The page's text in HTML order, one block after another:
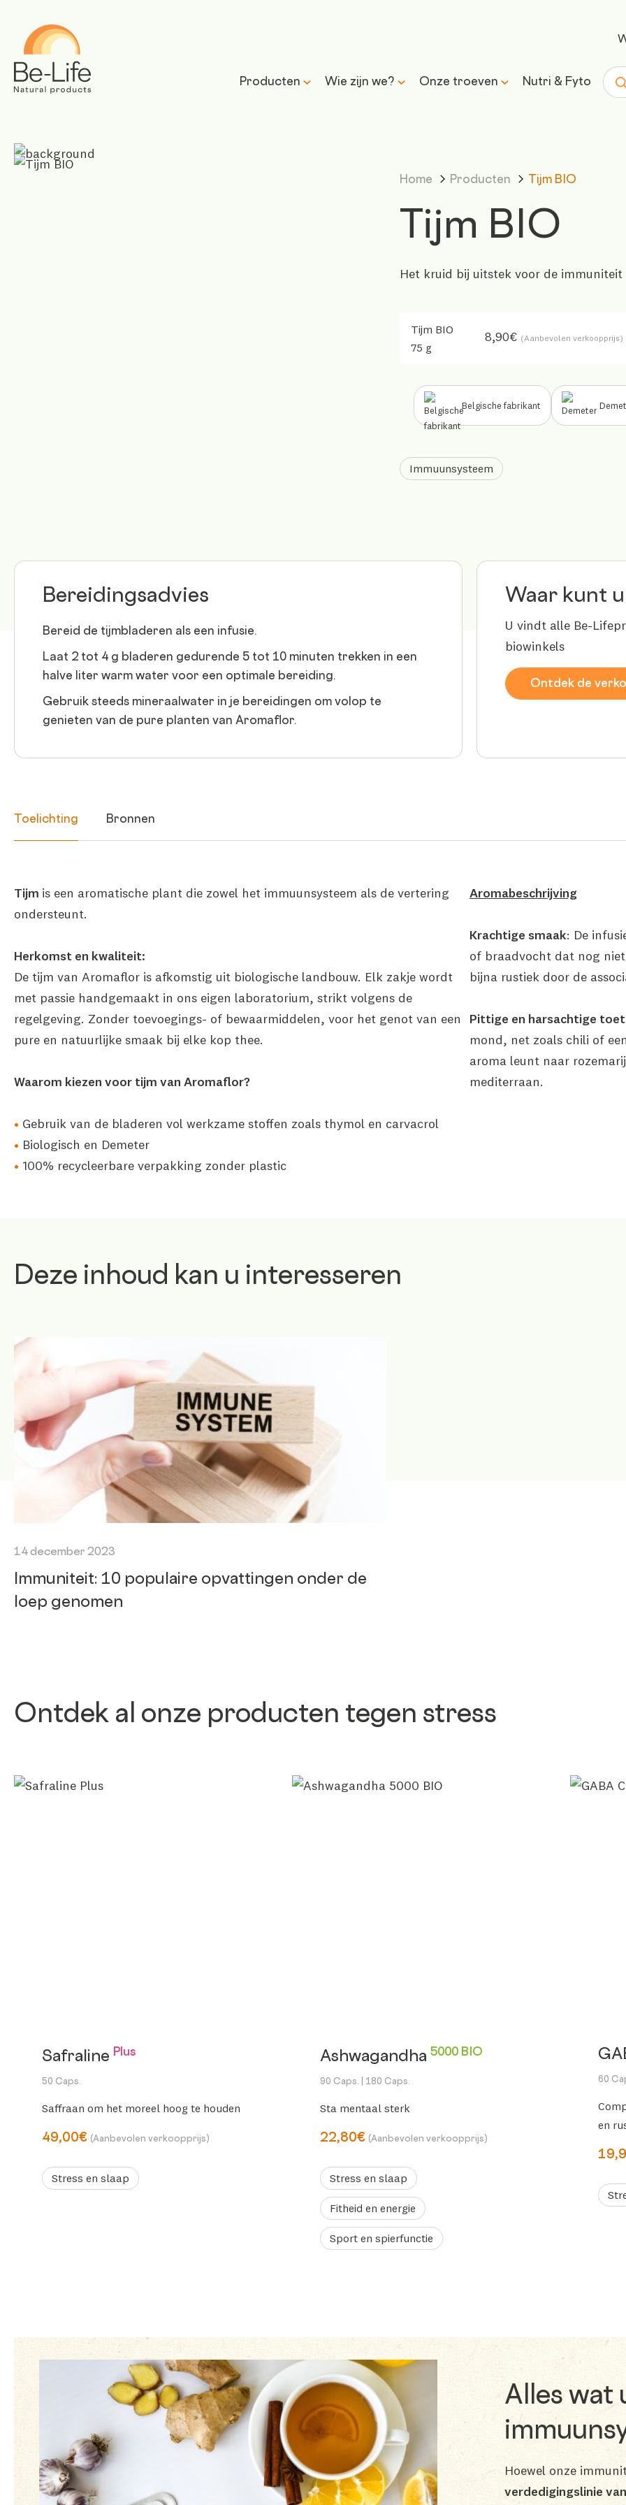
Producten Wie zijn we?
Onze missie en belofte
Onze troeven
Transparantie &
verantwoorde formules
Controle & kwaliteit
B Corp™
Onze keurmerken
opleiding
Nutri & Fyto
Home Producten Tijm BIO
Tijm BIO
Het kruid bij uitstek voor de immuniteit
Tijm BIO
75 g
8,90€ (Aanbevolen verkoopprijs)
Belgische fabrikant
Immuunsysteem
Bereidingsadvies
Bereid de tijmbladeren als een infusie.
Laat 2 tot 4 g bladeren gedurende 5 tot 10 minuten trekken in een
halve liter warm water voor een optimale bereiding.
Gebruik steeds mineraalwater in je bereidingen om volop te
genieten van de pure planten van Aromaflor.
Waar kunt
U vindt alle Be-
biowinkels
Ontdek de
Toelichting Bronnen
Tijm is een aromatische plant die zowel het immuunsysteem als de vertering
ondersteunt.
Herkomst en kwaliteit:
De tijm van Aromaflor is afkomstig uit biologische landbouw. Elk zakje wordt
met passie handgemaakt in ons eigen laboratorium, strikt volgens de
regelgeving. Zonder toevoegings- of bewaarmiddelen, voor het genot van een
pure en natuurlijke smaak bij elke kop thee.
Waarom kiezen voor tijm van Aromaflor?
Gebruik van de bladeren vol werkzame stoffen zoals thymol en carvacrol
Biologisch en Demeter
100% recycleerbare verpakking zonder plastic
Aromabeschrijving
Krachtige smaak: De
of braadvocht dat nog
bijna rustiek door de
Pittige en harsachtige
mond, net zoals chili of
aroma leunt naar
mediterraan.
Deze inhoud kan u interesseren
14 december 2023
Immuniteit: 10 populaire opvattingen onder de
loep genomen
Ontdek al onze producten tegen stress
Safraline Plus
50 Caps.
Saffraan om het moreel hoog te houden
49,00€ (Aanbevolen verkoopprijs)
Stress en slaap
Ashwagandha5000 BIO
90 Caps. | 180 Caps.
Sta mentaal sterk
22,80€ (Aanbevolen verkoopprijs)
Stress en slaap
Fitheid en energie
Sport en spierfunctie
60
en
Alles wat
Hoewel onze
verdedigingslinie